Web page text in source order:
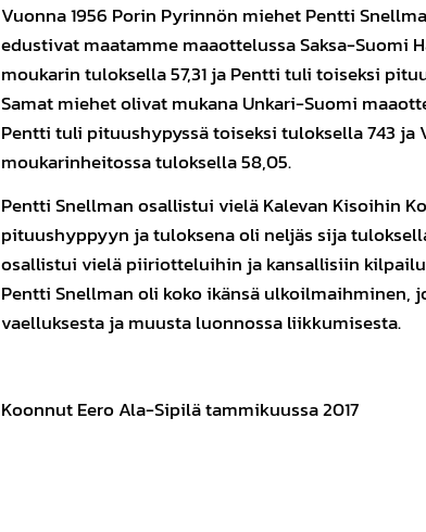
Vuonna 1956 Porin Pyrinnön miehet Pentti
edustivat maatamme maaottelussa Saksa-Suomi
moukarin tuloksella 57,31 ja Pentti tuli toiseksi
Samat miehet olivat mukana Unkari-Suomi
Pentti tuli pituushypyssä toiseksi tuloksella 743 ja
moukarinheitossa tuloksella 58,05.
Pentti Snellman osallistui vielä Kalevan Kisoihin
pituushyppyyn ja tuloksena oli neljäs sija
osallistui vielä piiriotteluihin ja kansallisiin
Pentti Snellman oli koko ikänsä ulkoilmaihminen,
vaelluksesta ja muusta luonnossa liikkumisesta.
Koonnut Eero Ala-Sipilä tammikuussa 2017